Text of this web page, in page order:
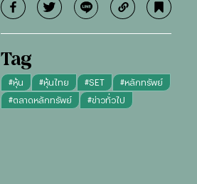
Tag
#หุ้น #หุ้นไทย #SET #หลักทรัพย์
#ตลาดหลักทรัพย์ #ข่าวทั่วไป